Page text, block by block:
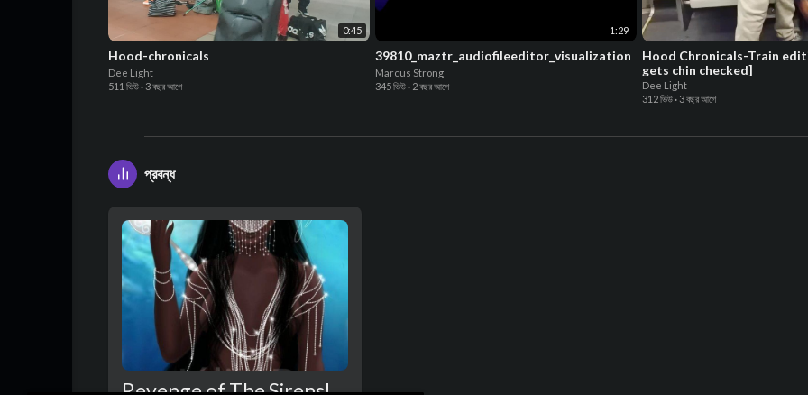
0:45
Hood-chronicals
Dee Light
511 ভিউ· 3 বছর আগে
1:29
39810_maztr_audiofileeditor_visualization
Marcus Strong
345 ভিউ· 2 বছর আগে
Hood Chronicals-Train
gets chin checked]
Dee Light
312 ভিউ· 3 বছর আগে
প্রবন্ধ